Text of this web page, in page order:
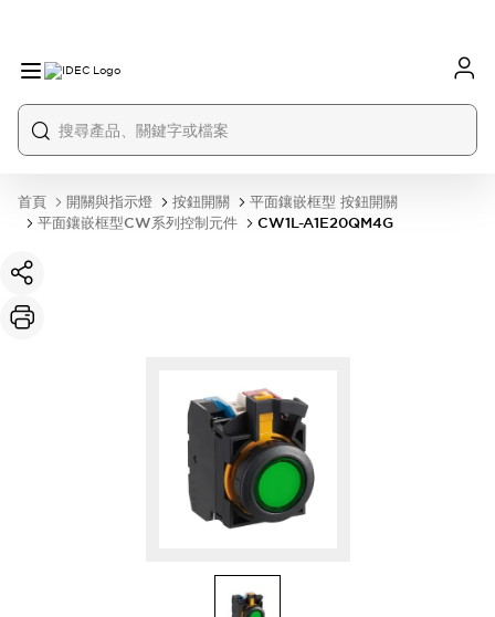
首頁 開關與指示燈 按鈕開關
平面鑲嵌框型 按鈕開關
平面鑲嵌框型CW系列控制元件
CW1L-A1E20QM4G